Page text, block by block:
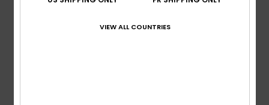
VIEW ALL COUNTRIES